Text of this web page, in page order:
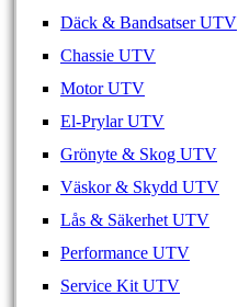
Däck & Bandsatser UTV
Chassie UTV
Motor UTV
El-Prylar UTV
Grönyte & Skog UTV
Väskor & Skydd UTV
Lås & Säkerhet UTV
Performance UTV
Service Kit UTV